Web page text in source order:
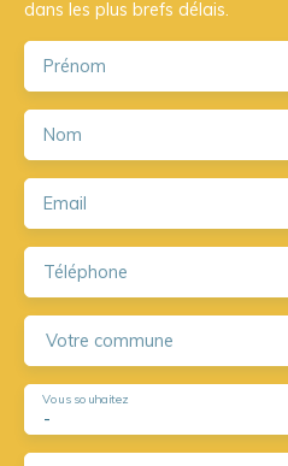
dans les plus brefs délais.
Prénom
Nom
Email
Téléphone
Votre commune
-
Vous souhaitez